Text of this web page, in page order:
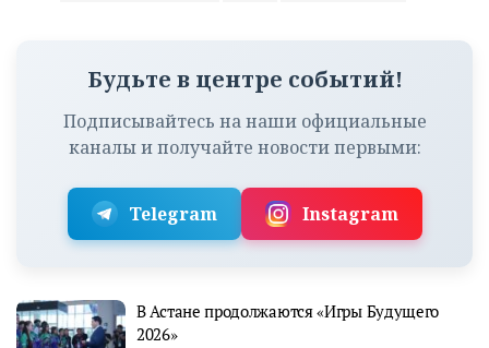
Будьте в центре событий!
Подписывайтесь на наши официальные
каналы и получайте новости первыми:
Telegram Instagram
В Астане продолжаются «Игры Будущего
2026»